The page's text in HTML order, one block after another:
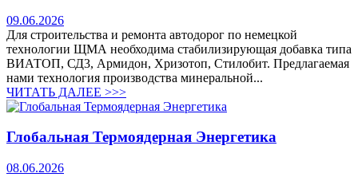
09.06.2026
Для строительства и ремонта автодорог по немецкой
технологии ЩМА необходима стабилизирующая добавка типа
ВИАТОП, СД3, Армидон, Хризотоп, Стилобит. Предлагаемая
нами технология производства минеральной...
ЧИТАТЬ ДАЛЕЕ >>>
Глобальная Термоядерная Энергетика
08.06.2026